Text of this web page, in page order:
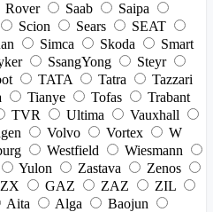
Rover Saab
Saipa
Scion Sears
SEAT
Simca Skoda
Smart
SsangYong
Steyr
TATA Tatra
Tazzari
Tianye Tofas
Trabant
TVR Ultima
Vauxhall
Volvo Vortex
W
Westfield
Wiesmann
Yulon Zastava
Zenos
ZX GAZ ZAZ
ZIL
Aita Alga
Baojun